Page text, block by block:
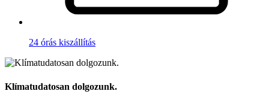
24 órás kiszállítás
Klímatudatosan dolgozunk.